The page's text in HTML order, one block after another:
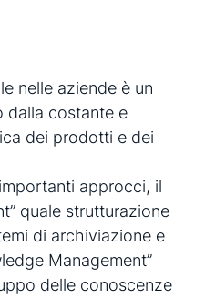
nelle aziende è un
dalla costante e
dei prodotti e dei
approcci, il
quale strutturazione
di archiviazione e
Management”
delle conoscenze